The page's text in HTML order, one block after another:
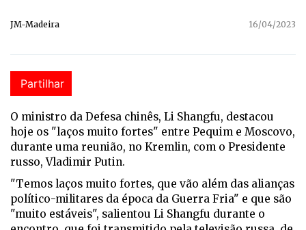
JM-Madeira 16/04/2023
Partilhar
O ministro da Defesa chinês, Li Shangfu, destacou
hoje os "laços muito fortes" entre Pequim e Moscovo,
durante uma reunião, no Kremlin, com o Presidente
russo, Vladimir Putin.
"Temos laços muito fortes, que vão além das alianças
político-militares da época da Guerra Fria" e que são
"muito estáveis", salientou Li Shangfu durante o